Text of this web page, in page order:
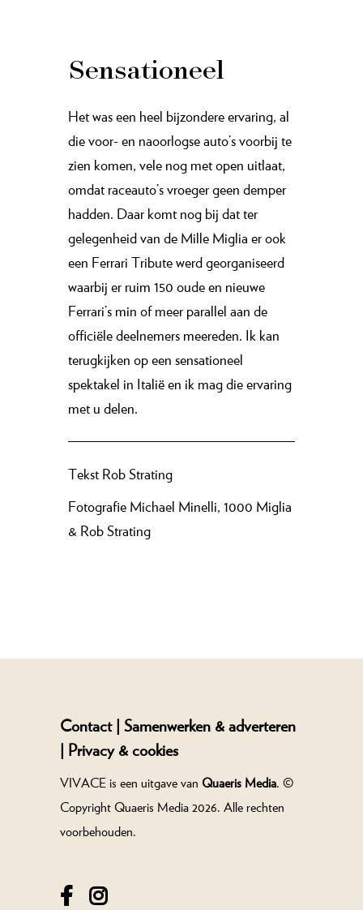
Sensationeel
Het was een heel bijzondere ervaring, al
die voor- en naoorlogse auto’s voorbij te
zien komen, vele nog met open uitlaat,
omdat raceauto’s vroeger geen demper
hadden. Daar komt nog bij dat ter
gelegenheid van de Mille Miglia er ook
een Ferrari Tribute werd georganiseerd
waarbij er ruim 150 oude en nieuwe
Ferrari’s min of meer parallel aan de
officiële deelnemers meereden. Ik kan
terugkijken op een sensationeel
spektakel in Italië en ik mag die ervaring
met u delen.
Tekst Rob Strating
Fotografie Michael Minelli, 1000 Miglia
& Rob Strating
Contact | Samenwerken & adverteren
| Privacy & cookies
VIVACE is een uitgave van Quaeris Media. ©
Copyright Quaeris Media 2026. Alle rechten
voorbehouden.